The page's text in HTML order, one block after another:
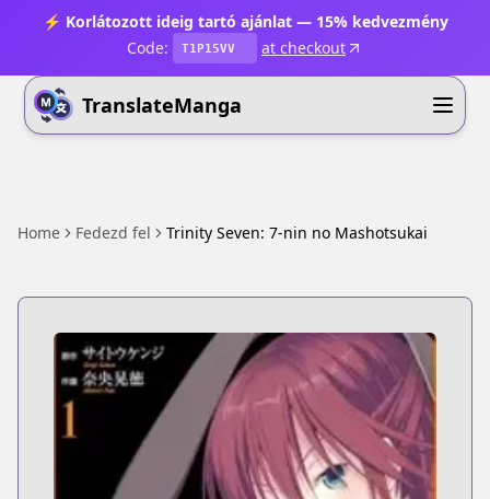
⚡ Korlátozott ideig tartó ajánlat — 15% kedvezmény
Code:
T1P15VV at checkout
TranslateManga
Home Fedezd fel Trinity Seven: 7-nin no Mashotsukai